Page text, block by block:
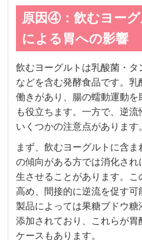
原因④：飲むヨー
による胃への影響
飲むヨーグルトは乳酸菌・
などを含む発酵食品です。
働きがあり、腸の蠕動運動を
も役立ちます。一方で、逆流
いくつかの注意点があります
まず、飲むヨーグルトに含
の傾向がある方では消化さ
生させることがあります。
高め、間接的に逆流を促す可
製品によっては果糖ブドウ
添加されており、これらが胃
ケースもあります。